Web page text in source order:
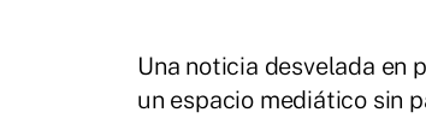
Una noticia desvelada en
un espacio mediático sin